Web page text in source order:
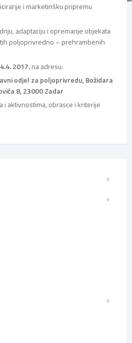
i marketinšku pripremu
adaptaciju i opremanje objekata
poljoprivredno – prehrambenih
2017.na adresu:
odjel za poljoprivredu, Božidara
8, 23000 Zadar
i aktivnostima, obrasce i kriterije